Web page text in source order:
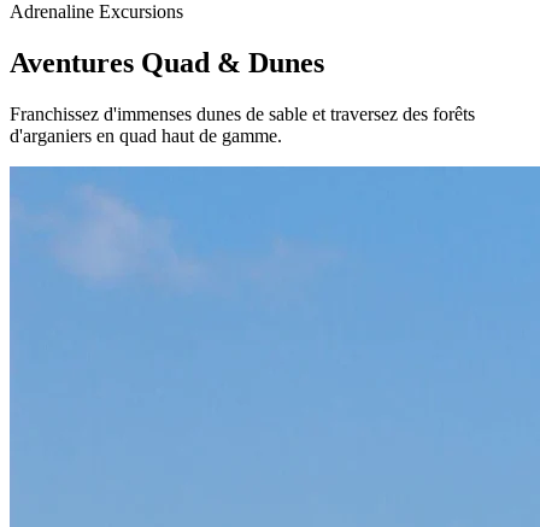
Adrenaline Excursions
Aventures Quad & Dunes
Franchissez d'immenses dunes de sable et traversez des forêts
d'arganiers en quad haut de gamme.